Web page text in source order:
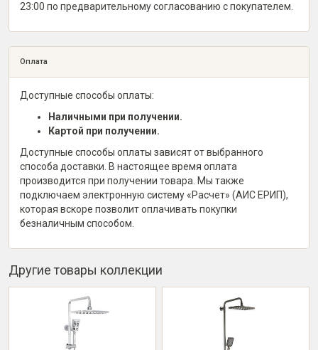
23:00 по предварительному согласованию с покупателем.
Оплата
Доступные способы оплаты:
Наличными при получении.
Картой при получении.
Доступные способы оплаты зависят от выбранного
способа доставки. В настоящее время оплата
производится при получении товара. Мы также
подключаем электронную систему «Расчет» (АИС ЕРИП),
которая вскоре позволит оплачивать покупки
безналичным способом.
Другие товары коллекции